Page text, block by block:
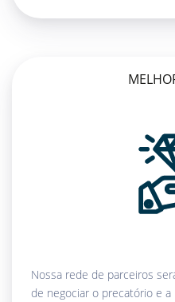
Nossa rede de parceiros
de negociar o precatório e